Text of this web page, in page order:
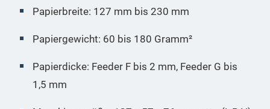
Papierbreite: 127 mm bis 230 mm
Papiergewicht: 60 bis 180 Gramm²
Papierdicke: Feeder F bis 2 mm, Feeder G bis
1,5 mm